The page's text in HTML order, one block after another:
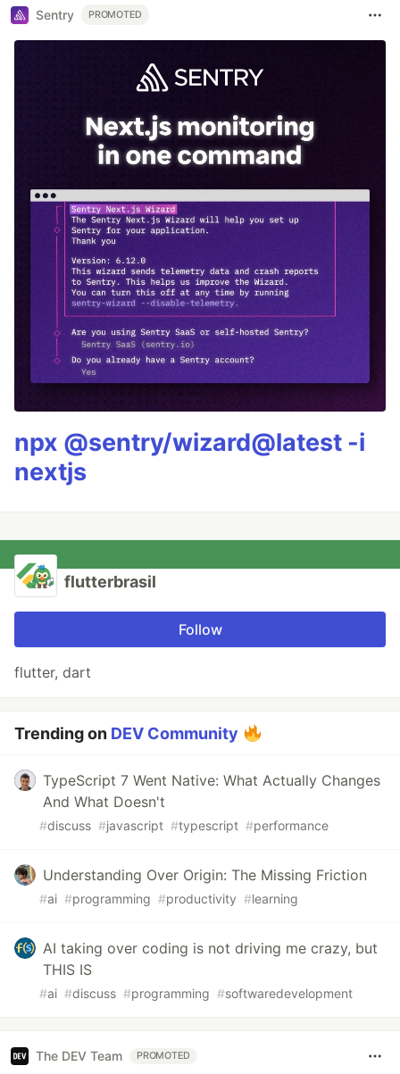
Sentry PROMOTED
npx @sentry/wizard@latest -i
nextjs
flutterbrasil
Follow
flutter, dart
Trending on DEV Community
TypeScript 7 Went Native: What Actually Changes
And What Doesn't
#discuss #javascript #typescript #performance
Understanding Over Origin: The Missing Friction
#ai #programming #productivity #learning
AI taking over coding is not driving me crazy, but
THIS IS
#ai #discuss #programming #softwaredevelopment
The DEV Team PROMOTED